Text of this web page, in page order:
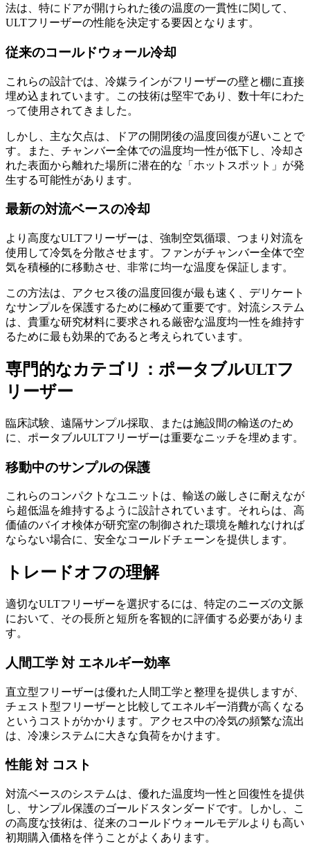
法は、特にドアが開けられた後の温度の一貫性に関して、
ULTフリーザーの性能を決定する要因となります。
従来のコールドウォール冷却
これらの設計では、冷媒ラインがフリーザーの壁と棚に直接
埋め込まれています。この技術は堅牢であり、数十年にわた
って使用されてきました。
しかし、主な欠点は、ドアの開閉後の温度回復が遅いことで
す。また、チャンバー全体での温度均一性が低下し、冷却さ
れた表面から離れた場所に潜在的な「ホットスポット」が発
生する可能性があります。
最新の対流ベースの冷却
より高度なULTフリーザーは、強制空気循環、つまり対流を
使用して冷気を分散させます。ファンがチャンバー全体で空
気を積極的に移動させ、非常に均一な温度を保証します。
この方法は、アクセス後の温度回復が最も速く、デリケート
なサンプルを保護するために極めて重要です。対流システム
は、貴重な研究材料に要求される厳密な温度均一性を維持す
るために最も効果的であると考えられています。
専門的なカテゴリ：ポータブルULTフ
リーザー
臨床試験、遠隔サンプル採取、または施設間の輸送のため
に、ポータブルULTフリーザーは重要なニッチを埋めます。
移動中のサンプルの保護
これらのコンパクトなユニットは、輸送の厳しさに耐えなが
ら超低温を維持するように設計されています。それらは、高
価値のバイオ検体が研究室の制御された環境を離れなければ
ならない場合に、安全なコールドチェーンを提供します。
トレードオフの理解
適切なULTフリーザーを選択するには、特定のニーズの文脈
において、その長所と短所を客観的に評価する必要がありま
す。
人間工学 対 エネルギー効率
直立型フリーザーは優れた人間工学と整理を提供しますが、
チェスト型フリーザーと比較してエネルギー消費が高くなる
というコストがかかります。アクセス中の冷気の頻繁な流出
は、冷凍システムに大きな負荷をかけます。
性能 対 コスト
対流ベースのシステムは、優れた温度均一性と回復性を提供
し、サンプル保護のゴールドスタンダードです。しかし、こ
の高度な技術は、従来のコールドウォールモデルよりも高い
初期購入価格を伴うことがよくあります。